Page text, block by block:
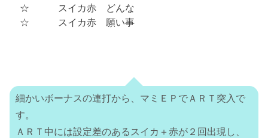
☆ スイカ赤 どんな
☆ スイカ赤 願い事
細かいボーナスの連打から、マミＥＰでＡＲＴ突入で
す。
ＡＲＴ中には設定差のあるスイカ＋赤が２回出現し、